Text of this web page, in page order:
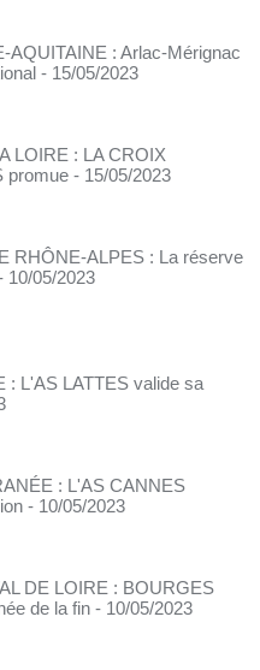
AQUITAINE : Arlac-Mérignac
- 15/05/2023
LOIRE : LA CROIX
promue - 15/05/2023
RHÔNE-ALPES : La réserve
10/05/2023
: L'AS LATTES valide sa
: L'AS CANNES
- 10/05/2023
DE LOIRE : BOURGES
de la fin - 10/05/2023